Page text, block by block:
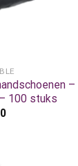
–
100 stuks